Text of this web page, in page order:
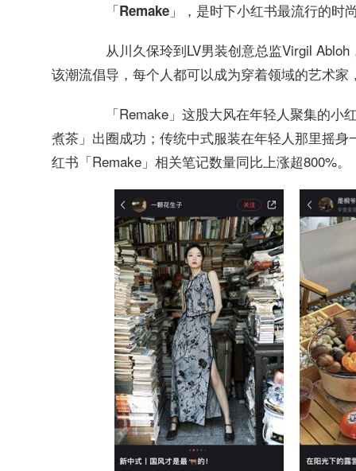
「Remake」，是时下小红书最流行的时
从川久保玲到LV男装创意总监Virgil Abloh
该潮流倡导， 每个人都可以成为穿着领域的艺术
「Remake」这股大风在年轻人聚集的小
煮茶」出圈成功；传统中式服装在年轻人那里摇
红书「Remake」相关笔记数量同比上涨超800%。